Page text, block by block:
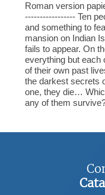
Roman version
----------------- Ten
and something to
mansion on Indian
fails to appear. On
everything but each
of their own past
the darkest secrets
one, they die…
any of them